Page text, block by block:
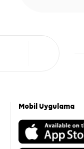
Mobil Uygulama